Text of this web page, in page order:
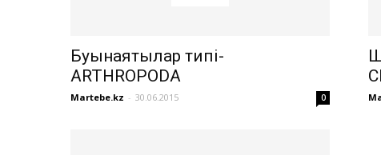
Буынаяқтылар типі-
ARTHROPODA
Martebe.kz - 30.06.2015 0